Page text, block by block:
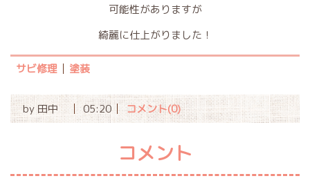
可能性がありますが
綺麗に仕上がりました！
サビ修理 塗装
by田中 05:20 コメント(0)
コメント